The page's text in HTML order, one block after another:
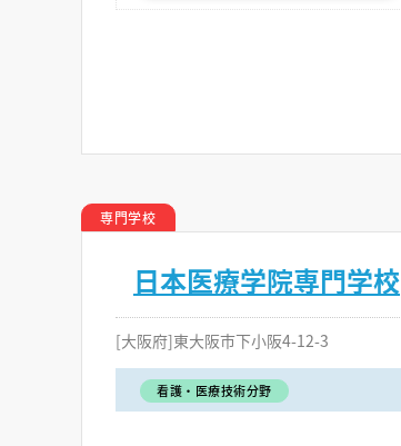
専門学校
日本医療学院専門学校
[大阪府]東大阪市下小阪4-12-3
看護・医療技術分野